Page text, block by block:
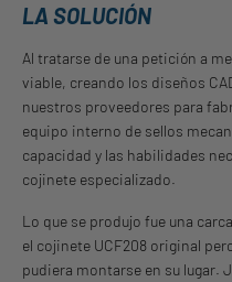
LA SOLUCIÓN
Al tratarse de una petición a
viable, creando los diseños
nuestros proveedores para
equipo interno de sellos
capacidad y las habilidades
cojinete especializado.
Lo que se produjo fue una
el cojinete UCF208 original
pudiera montarse en su lugar.